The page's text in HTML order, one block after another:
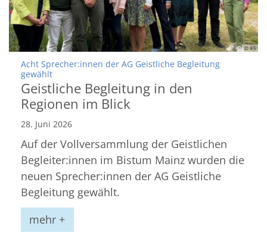
© IFS
Acht Sprecher:innen der AG Geistliche Begleitung
gewählt:
Geistliche Begleitung in den
Regionen im Blick
28. Juni 2026
Auf der Vollversammlung der Geistlichen
Begleiter:innen im Bistum Mainz wurden die
neuen Sprecher:innen der AG Geistliche
Begleitung gewählt.
mehr +